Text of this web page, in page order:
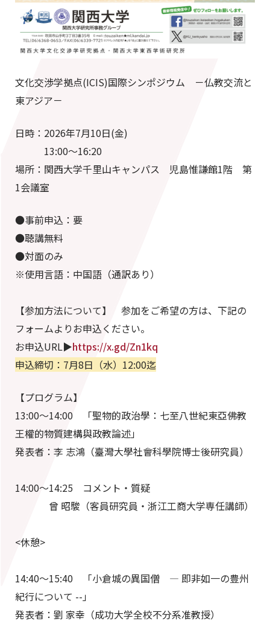
文化交渉学拠点(ICIS)国際シンポジウム －仏教交流と
東アジア－
日時：2026年7月10日(金)
13:00～16:20
場所：関西大学千里山キャンパス 児島惟謙館1階 第
1会議室
●事前申込：要
●聴講無料
●対面のみ
※使用言語：中国語（通訳あり）
【参加方法について】 参加をご希望の方は、下記の
フォームよりお申込ください。
お申込URL▶https://x.gd/Zn1kq
申込締切：7月8日（水）12:00迄
【プログラム】
13:00～14:00 「聖物的政治學：七至八世紀東亞佛教
王權的物質建構與政教論述」
発表者：李 志鴻（臺灣大學社會科學院博士後研究員）
14:00～14:25 コメント・質疑
曾 昭駿（客員研究員・浙江工商大学専任講師）
<休憩>
14:40～15:40 「小倉城の異国僧 ― 即非如一の豊州
紀行について --」
発表者：劉 家幸（成功大学全校不分系准教授）